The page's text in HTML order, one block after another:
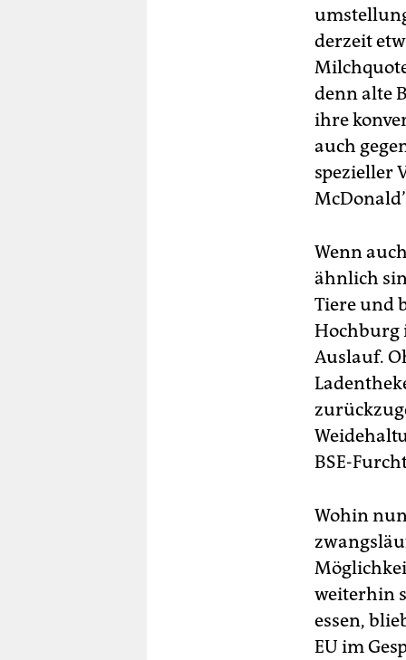
derzeit
denn alte
ihre
auch
spezieller
Wenn
ähnlich
Tiere und
Hochburg
Auslauf.
BSE-
Wohin
weiterhin
essen,
EU im